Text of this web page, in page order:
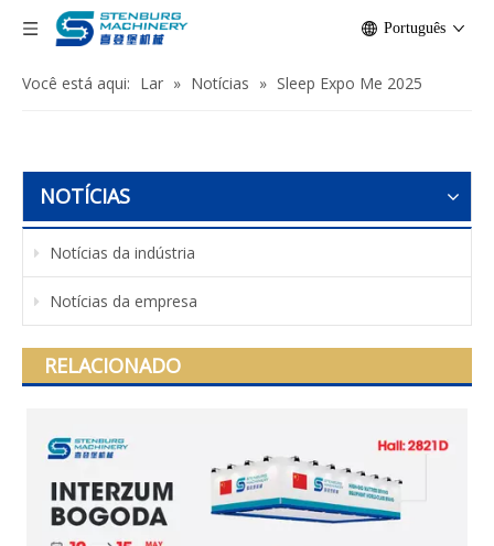
Português
Você está aqui: Lar » Notícias » Sleep Expo Me 2025
NOTÍCIAS
Notícias da indústria
Notícias da empresa
RELACIONADO